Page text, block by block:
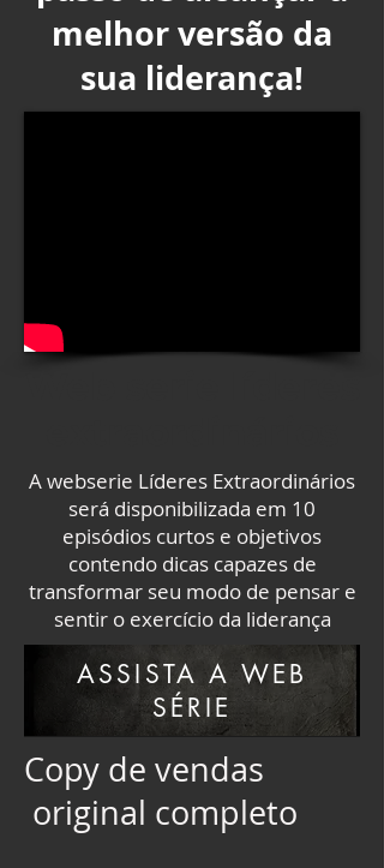
melhor versão da
sua liderança!
A webserie Líderes Extraordinários
será disponibilizada em 10
episódios curtos e objetivos
contendo dicas capazes de
transformar seu modo de pensar e
sentir o exercício da liderança
ASSISTA A WEB
SÉRIE
Copy de vendas
original completo